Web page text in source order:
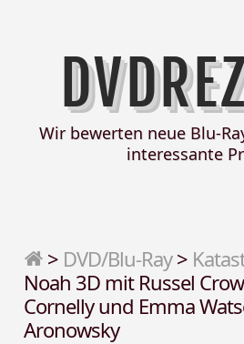
Wir bewerten neue Blu-
interessante
> DVD/Blu-Ray>
Noah 3D mit Russel
Cornelly und Emma
Aronowsky